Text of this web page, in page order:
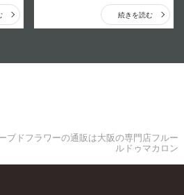
続きを読む
ブドフラワーの通販は大阪の専門店フルー
ルドゥマカロン